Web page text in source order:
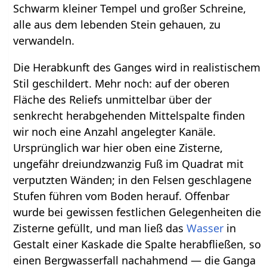
Schwarm kleiner Tempel und großer Schreine,
alle aus dem lebenden Stein gehauen, zu
verwandeln.
Die Herabkunft des Ganges wird in realistischem
Stil geschildert. Mehr noch: auf der oberen
Fläche des Reliefs unmittelbar über der
senkrecht herabgehenden Mittelspalte finden
wir noch eine Anzahl angelegter Kanäle.
Ursprünglich war hier oben eine Zisterne,
ungefähr dreiundzwanzig Fuß im Quadrat mit
verputzten Wänden; in den Felsen geschlagene
Stufen führen vom Boden herauf. Offenbar
wurde bei gewissen festlichen Gelegenheiten die
Zisterne gefüllt, und man ließ dasWasser in
Gestalt einer Kaskade die Spalte herabfließen, so
einen Bergwasserfall nachahmend — die Ganga